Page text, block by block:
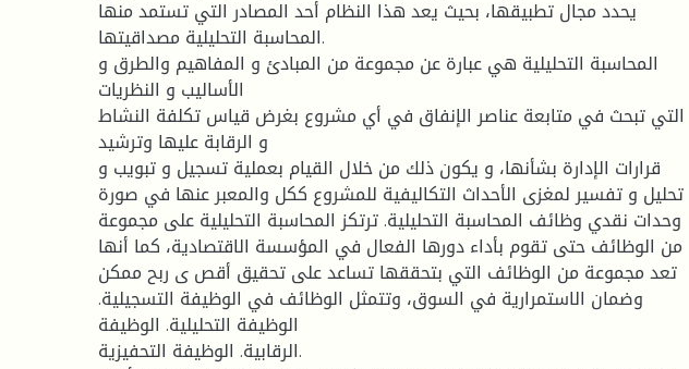
يحدد مجال تطبيقها، بحيث يعد هذا النظام أحد المصادر التي تستمد منها
المحاسبة التحليلية مصداقيتها.
المحاسبة التحليلية هي عبارة عن مجموعة من المبادئ و المفاهيم والطرق و
الأساليب و النظريات
التي تبحث في متابعة عناصر الإنفاق في أي مشروع بغرض قياس تكلفة النشاط
و الرقابة عليها وترشيد
قرارات الإدارة بشأنها، و يكون ذلك من خلال القيام بعملية تسجيل و تبويب و
تحليل و تفسير لمغزى الأحداث التكاليفية للمشروع ككل والمعبر عنها في صورة
وحدات نقدي وظائف المحاسبة التحليلية. ترتكز المحاسبة التحليلية على مجموعة
من الوظائف حتى تقوم بأداء دورها الفعال في المؤسسة الاقتصادية، كما أنها
تعد مجموعة من الوظائف التي بتحققها تساعد على تحقيق أقص ى ربح ممكن
وضمان الاستمرارية في السوق، وتتمثل الوظائف في الوظيفة التسجيلية.
الوظيفة التحليلية. الوظيفة
الرقابية. الوظيفة التحفيزية.